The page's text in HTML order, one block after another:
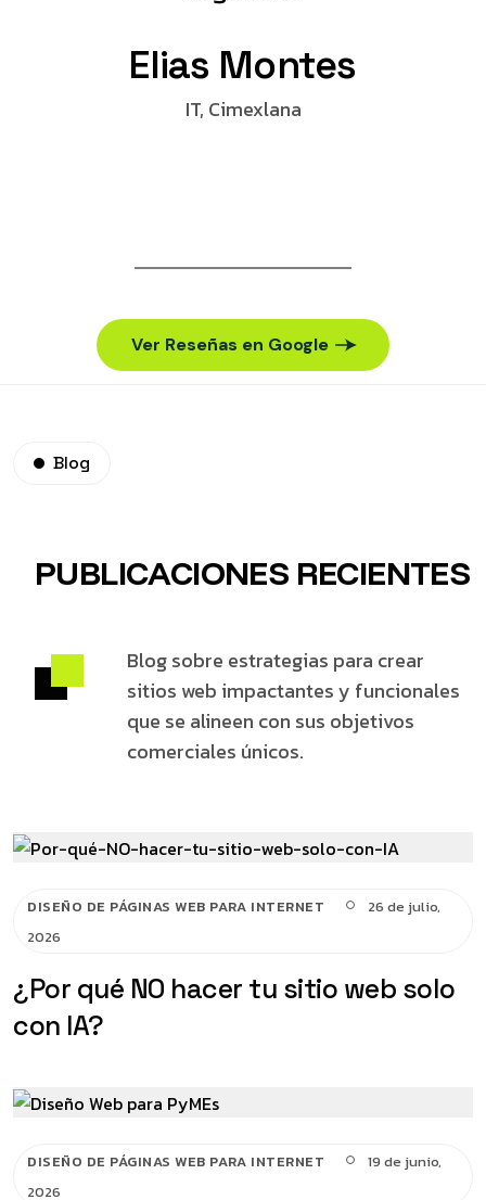
Elias Montes
IT, Cimexlana
Ver Reseñas en Google
Blog
PUBLICACIONES RECIENTES
Blog sobre estrategias para crear
sitios web impactantes y funcionales
que se alineen con sus objetivos
comerciales únicos.
DISEÑO DE PÁGINAS WEB PARA INTERNET
26 de julio,
2026
¿Por qué NO hacer tu sitio web solo
con IA?
DISEÑO DE PÁGINAS WEB PARA INTERNET
19 de junio,
2026